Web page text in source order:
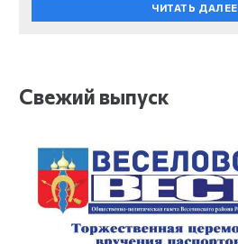
ЧИТАТЬ ДАЛЕЕ
Свежий выпуск